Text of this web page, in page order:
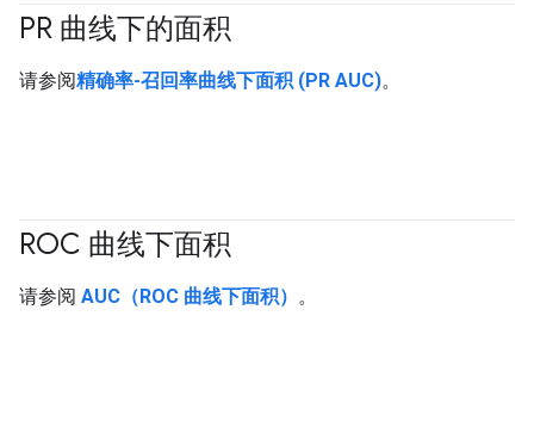
PR 曲线下的面积
请参阅精确率-召回率曲线下面积 (PR AUC)。
ROC 曲线下面积
请参阅 AUC（ROC 曲线下面积） 。